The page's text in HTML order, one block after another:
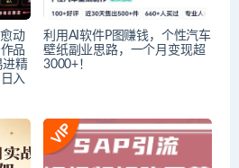
动
品
进精
入
利用AI软件P图赚钱，个性汽车
壁纸副业思路，一个月变现超
3000+！